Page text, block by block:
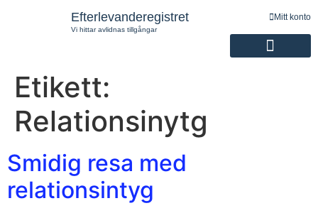
Efterlevanderegistret
Vi hittar avlidnas tillgångar
Mitt konto
Etikett:
Relationsinytg
Smidig resa med
relationsintyg